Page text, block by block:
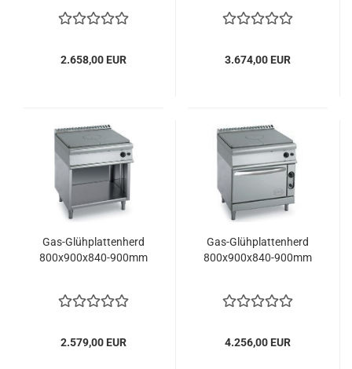
2.658,00 EUR 3.674,00 EUR
Gas-Glühplattenherd
800x900x840-900mm
2.579,00 EUR
Gas-Glühplattenherd
800x900x840-900mm
4.256,00 EUR